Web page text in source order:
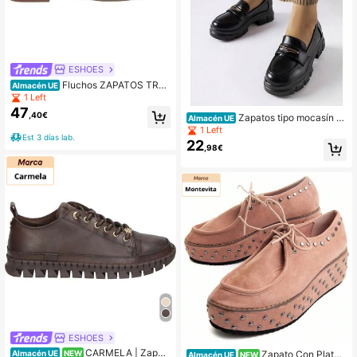
ESHOES
Almacén UE Fluchos ZAPATOS TREI
NTA´S L4160 SEÑORA MARINO
1 Left
47 ,40€
Est 3 días lab.
ESHOES
Almacén UE NEW CARMELA | Zapat
Almacén UE Zapatos tipo mocasín v
ersátiles, de moda y casuales para
uso diario
1 Left
22 ,98€
Almacén UE NEW Zapato Con Plataf